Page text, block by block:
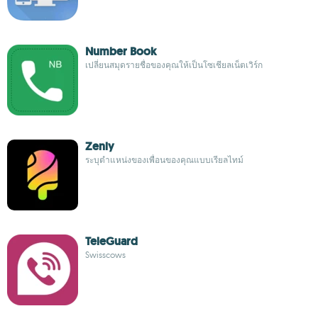
Number Book
เปลี่ยนสมุดรายชื่อของคุณให้เป็นโซเชียลเน็ตเวิร์ก
Zenly
ระบุตำแหน่งของเพื่อนของคุณแบบเรียลไทม์
TeleGuard
Swisscows